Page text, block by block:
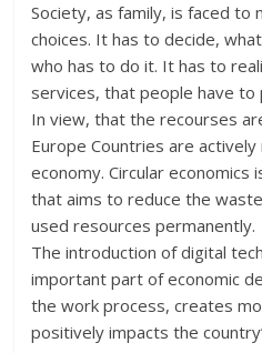
Society, as family, is faced to
choices. It has to decide,
who has to do it. It has to
services, that people have to
In view, that the recourses
Europe Countries are
economy. Circular economics
that aims to reduce the
used resources permanently.
The introduction of digital
important part of economic
the work process, creates
positively impacts the